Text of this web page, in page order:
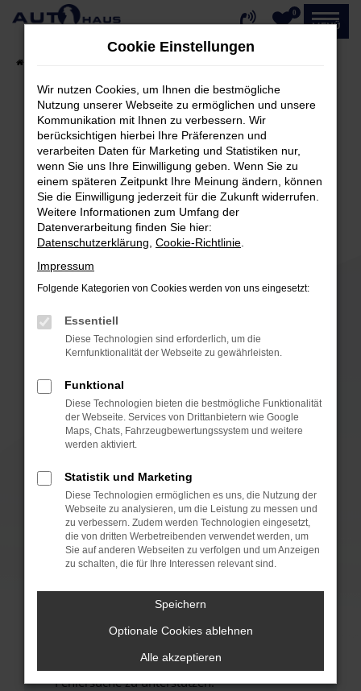
Zum
0
MENÜ
Fehler: Network Error
Beim Laden ist ein Fehler aufgetreten.
Hier sind ein paar Tipps, die dir helfen können:
Überprüfe deine Firewall und deine
Internetverbindung.
Laden andere Webseiten, zum Beispiel deine
Suchmaschine?
Prüfe deine Browsererweiterungen.
können das Laden bestimmter Seiten
verhindern. Funktioniert die Seite in einem
anderen Browser oder in einem privaten
Fenster?
Starte dein Gerät neu.
Das kann manchmal helfen, vorübergehende
Probleme zu beheben.
Betriebssystem auf dem neuesten Stand
sind.
Veraltete Software birgt nicht nur ein
Sicherheitsrisiko, sondern kann auch dazu
führen, dass bestimmte Funktionen nicht mehr
unterstützt werden.
Wende dich an den Webseitenbetreiber.
Wenn du alle oben genannten Schritte versucht
hast, kontaktiere uns bitte. Wir werden
uns diesen Text schicken, um uns bei der
Fehlersuche zu unterstützen:
Cookie Einstellungen
Wir nutzen Cookies, um Ihnen die bestmögliche
Nutzung unserer Webseite zu ermöglichen und unsere
Kommunikation mit Ihnen zu verbessern. Wir
berücksichtigen hierbei Ihre Präferenzen und
verarbeiten Daten für Marketing und Statistiken nur,
wenn Sie uns Ihre Einwilligung geben. Wenn Sie zu
einem späteren Zeitpunkt Ihre Meinung ändern, können
Sie die Einwilligung jederzeit für die Zukunft widerrufen.
Weitere Informationen zum Umfang der
Datenverarbeitung finden Sie hier:
Datenschutzerklärung Cookie-Richtlinie
Impressum
Folgende Kategorien von Cookies werden von uns eingesetzt:
Essentiell
Diese Technologien sind erforderlich, um die
Kernfunktionalität der Webseite zu gewährleisten.
Funktional
Diese Technologien bieten die bestmögliche Funktionalität
der Webseite. Services von Drittanbietern wie Google
Maps, Chats, Fahrzeugbewertungssystem und weitere
werden aktiviert.
Statistik und Marketing
Diese Technologien ermöglichen es uns, die Nutzung der
Webseite zu analysieren, um die Leistung zu messen und
zu verbessern. Zudem werden Technologien eingesetzt,
die von dritten Werbetreibenden verwendet werden, um
Sie auf anderen Webseiten zu verfolgen und um Anzeigen
zu schalten, die für Ihre Interessen relevant sind.
Speichern
Optionale Cookies ablehnen
Alle akzeptieren